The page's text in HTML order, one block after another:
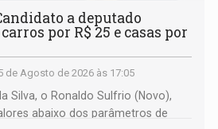
a deputado
por R$ 25 e casas por
de Agosto de 2026 às 17:05
Silva, o Ronaldo Sulfrio (Novo),
abaixo dos parâmetros de